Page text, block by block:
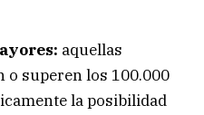
aquellas
o superen los 100.000
la posibilidad